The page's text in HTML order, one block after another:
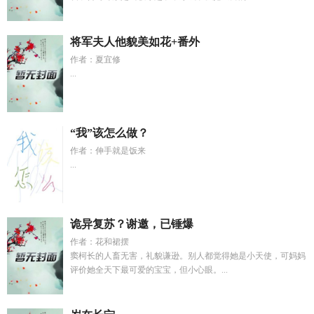
将军夫人他貌美如花+番外
作者：夏宜修
...
“我”该怎么做？
作者：伸手就是饭来
...
诡异复苏？谢邀，已锤爆
作者：花和裙摆
窦柯长的人畜无害，礼貌谦逊。别人都觉得她是小天使，可妈妈
评价她全天下最可爱的宝宝，但小心眼。...